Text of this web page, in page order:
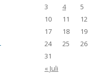
3
4 5
10
11 12
17
18 19
24
25 26
31
« Juli